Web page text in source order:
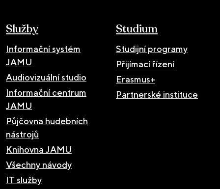
Služby
Informační systém
JAMU
Audiovizuální studio
Informační centrum
JAMU
Půjčovna hudebních
nástrojů
Knihovna JAMU
Všechny návody
IT služby
Studium
Studijní programy
Přijímací řízení
Erasmus+
Partnerské instituce